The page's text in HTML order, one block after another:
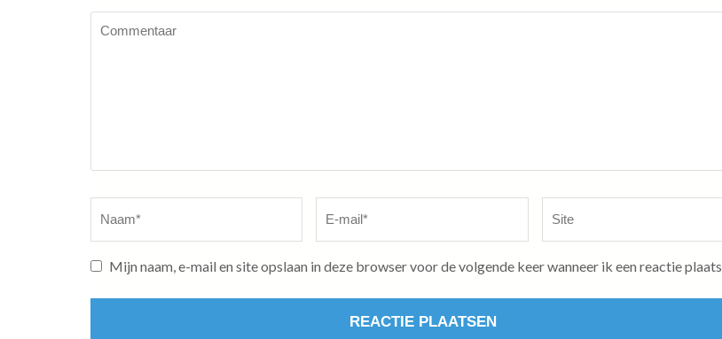
mail*
Mijn naam, e-mail en site opslaan in deze browser voor de volgende keer wanneer ik een reactie plaats.